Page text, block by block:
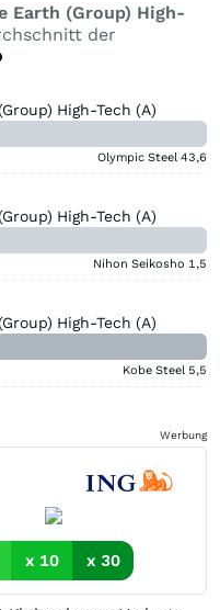
Earth (Group) High-
der
High-Tech (A)
Olympic Steel 43,6
High-Tech (A)
Nihon Seikosho 1,5
High-Tech (A)
Kobe Steel 5,5
Werbung
x 10 x 30